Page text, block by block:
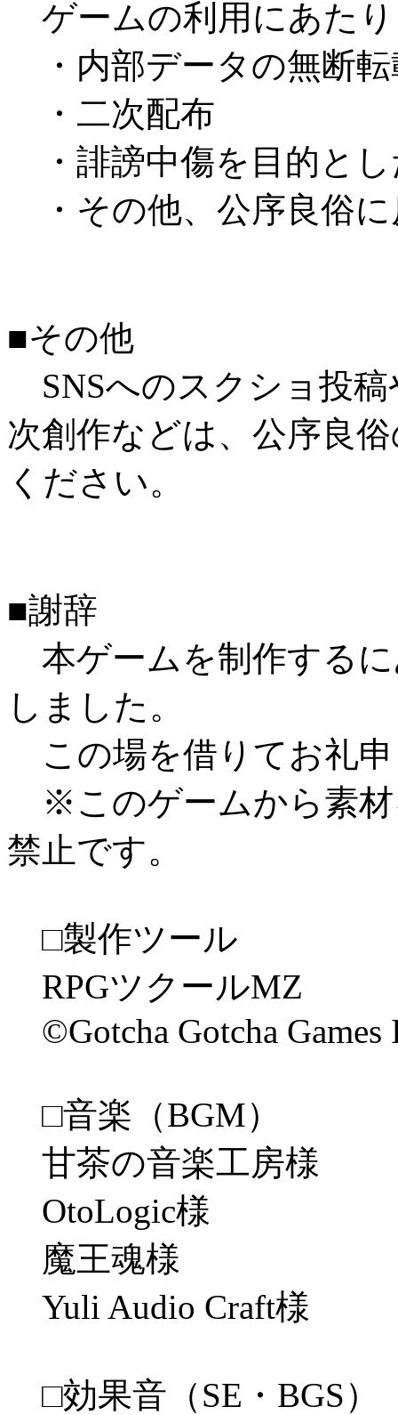
ゲームの利用にあた
・内部データの無断転
・二次配布
・誹謗中傷を目的とし
・その他、公序良俗に
■その他
SNSへのスクショ投
次創作などは、公序良
ください。
■謝辞
本ゲームを制作する
しました。
この場を借りてお礼
※このゲームから素材
禁止です。
□製作ツール
RPGツクールMZ
©Gotcha Gotcha
□音楽（BGM）
甘茶の音楽工房様
OtoLogic様
魔王魂様
Yuli Audio Craft様
□効果音（SE・BGS）